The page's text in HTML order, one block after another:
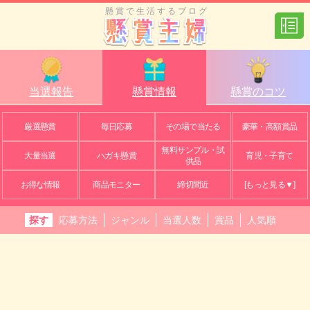
懸賞で生活するブログ
当選報告 懸賞情報 懸賞のコツ
厳選懸賞 毎日応募 その場で当たる 豪華・高額賞品
大量当選 ハガキ懸賞
無料サンプル・試
供品
育児・子育て
お得な情報 商品モニター 締切間近 [もっと見る▼]
探す 応募方法 ジャンル 当選人数 賞品 人気順